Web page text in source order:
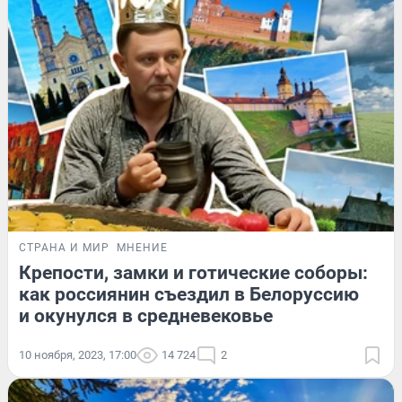
СТРАНА И МИР МНЕНИЕ
Крепости, замки и готические соборы:
как россиянин съездил в Белоруссию
и окунулся в средневековье
10 ноября, 2023, 17:00 14 724 2